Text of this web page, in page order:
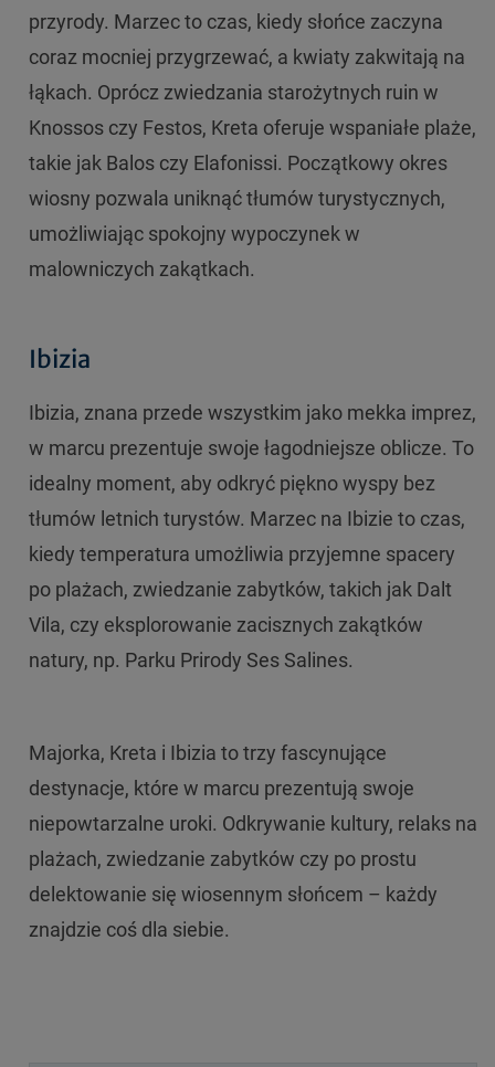
przyrody. Marzec to czas, kiedy słońce zaczyna
coraz mocniej przygrzewać, a kwiaty zakwitają na
łąkach. Oprócz zwiedzania starożytnych ruin w
Knossos czy Festos, Kreta oferuje wspaniałe plaże,
takie jak Balos czy Elafonissi. Początkowy okres
wiosny pozwala uniknąć tłumów turystycznych,
umożliwiając spokojny wypoczynek w
malowniczych zakątkach.
Ibizia
Ibizia, znana przede wszystkim jako mekka imprez,
w marcu prezentuje swoje łagodniejsze oblicze. To
idealny moment, aby odkryć piękno wyspy bez
tłumów letnich turystów. Marzec na Ibizie to czas,
kiedy temperatura umożliwia przyjemne spacery
po plażach, zwiedzanie zabytków, takich jak Dalt
Vila, czy eksplorowanie zacisznych zakątków
natury, np. Parku Prirody Ses Salines.
Majorka, Kreta i Ibizia to trzy fascynujące
destynacje, które w marcu prezentują swoje
niepowtarzalne uroki. Odkrywanie kultury, relaks na
plażach, zwiedzanie zabytków czy po prostu
delektowanie się wiosennym słońcem – każdy
znajdzie coś dla siebie.